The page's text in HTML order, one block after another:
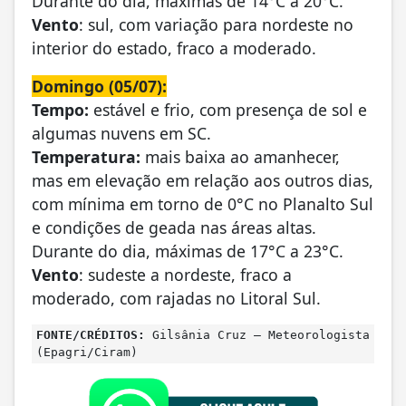
Vento: sul, com variação para nordeste no
interior do estado, fraco a moderado.
Domingo (05/07):
Tempo: estável e frio, com presença de sol e
algumas nuvens em SC.
Temperatura: mais baixa ao amanhecer,
mas em elevação em relação aos outros dias,
com mínima em torno de 0°C no Planalto Sul
e condições de geada nas áreas altas.
Durante do dia, máximas de 17°C a 23°C.
Vento: sudeste a nordeste, fraco a
moderado, com rajadas no Litoral Sul.
FONTE/CRÉDITOS:
Gilsânia Cruz – Meteorologista
(Epagri/Ciram)